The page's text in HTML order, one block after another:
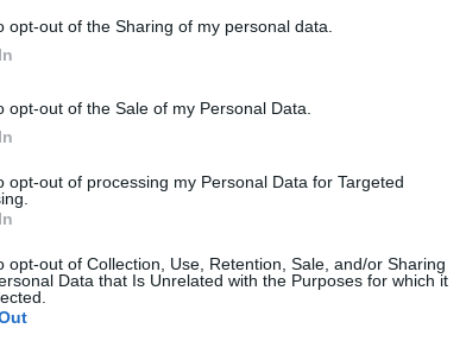
opt-out of the Sharing of my personal data.
opt-out of the Sale of my Personal Data.
opt-out of processing my Personal Data for Targeted
opt-out of Collection, Use, Retention, Sale, and/or Sharing
Data that Is Unrelated with the Purposes for which it
?
FODMAP
un régime FODMAP
?